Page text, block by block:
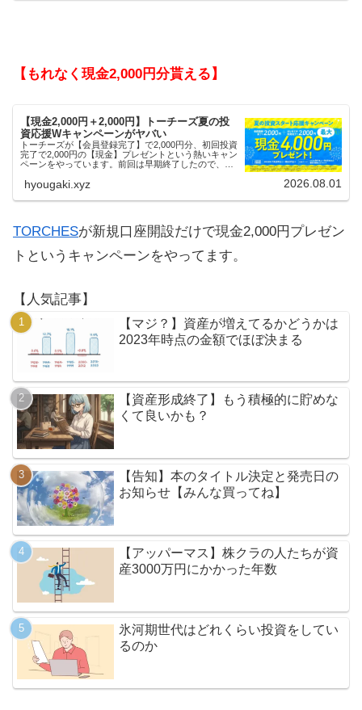
【もれなく現金2,000円分貰える】
【現金2,000円＋2,000円】トーチーズ夏の投
資応援Wキャンペーンがヤバい
トーチーズが【会員登録完了】で2,000円分、初回投資
完了で2,000円の【現金】プレゼントという熱いキャン
ペーンをやっています。前回は早期終了したので、使
hyougaki.xyz 2026.08.01
TORCHESが新規口座開設だけで現金2,000円プレゼン
トというキャンペーンをやってます。
【人気記事】
【マジ？】資産が増えてるかどうかは
2023年時点の金額でほぼ決まる
【資産形成終了】もう積極的に貯めな
くて良いかも？
【告知】本のタイトル決定と発売日の
お知らせ【みんな買ってね】
【アッパーマス】株クラの人たちが資
産3000万円にかかった年数
氷河期世代はどれくらい投資をしてい
るのか